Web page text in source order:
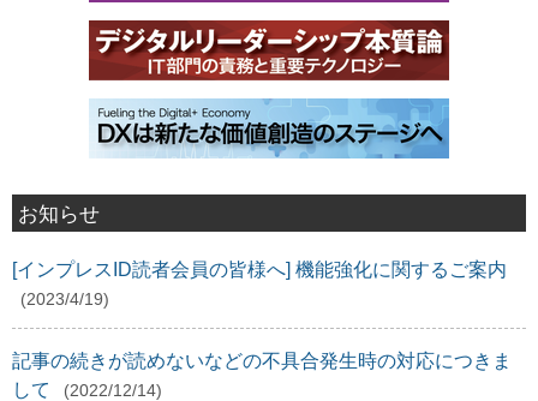
お知らせ
[インプレスID読者会員の皆様へ] 機能強化に関するご案内
(2023/4/19)
記事の続きが読めないなどの不具合発生時の対応につきま
して
(2022/12/14)